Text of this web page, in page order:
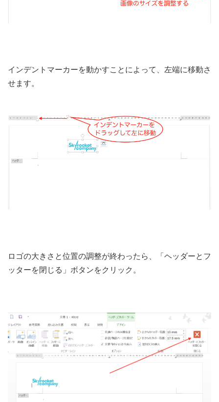
インデントマーカーを動かすことによって、左端に移動さ
せます。
ロゴの大きさと位置の調整が終わったら、「ヘッダーとフ
ッターを閉じる」ボタンをクリック。